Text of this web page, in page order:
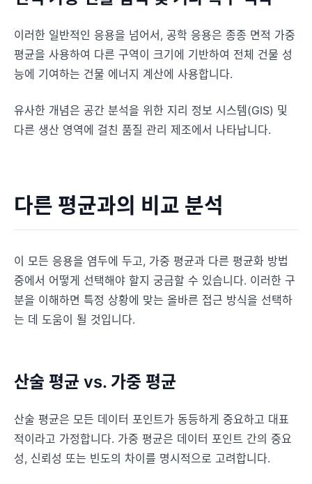
이러한 일반적인 응용을 넘어서, 공학 응용은 종종 면적 가중
평균을 사용하여 다른 구역이 크기에 기반하여 전체 건물 성
능에 기여하는 건물 에너지 계산에 사용합니다.
유사한 개념은 공간 분석을 위한 지리 정보 시스템(GIS) 및
다른 생산 영역에 걸친 품질 관리 제조에서 나타납니다.
다른 평균과의 비교 분석
이 모든 응용을 염두에 두고, 가중 평균과 다른 평균화 방법
중에서 어떻게 선택해야 할지 궁금할 수 있습니다. 이러한 구
분을 이해하면 특정 상황에 맞는 올바른 접근 방식을 선택하
는 데 도움이 될 것입니다.
산술 평균 vs. 가중 평균
산술 평균은 모든 데이터 포인트가 동등하게 중요하고 대표
적이라고 가정합니다. 가중 평균은 데이터 포인트 간의 중요
성, 신뢰성 또는 빈도의 차이를 명시적으로 고려합니다.